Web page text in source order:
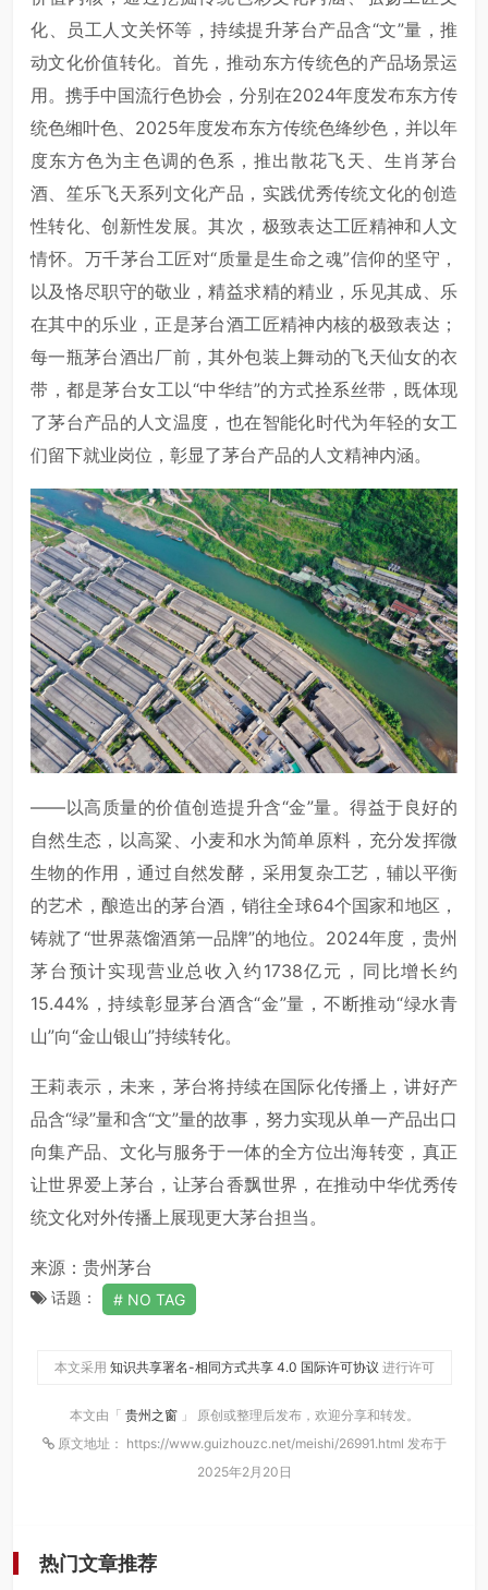
化、员工人文关怀等，持续提升茅台产品含“文”量，推
动文化价值转化。首先，推动东方传统色的产品场景运
用。携手中国流行色协会，分别在2024年度发布东方传
统色缃叶色、2025年度发布东方传统色绛纱色，并以年
度东方色为主色调的色系，推出散花飞天、生肖茅台
酒、笙乐飞天系列文化产品，实践优秀传统文化的创造
性转化、创新性发展。其次，极致表达工匠精神和人文
情怀。万千茅台工匠对“质量是生命之魂”信仰的坚守，
以及恪尽职守的敬业，精益求精的精业，乐见其成、乐
在其中的乐业，正是茅台酒工匠精神内核的极致表达；
每一瓶茅台酒出厂前，其外包装上舞动的飞天仙女的衣
带，都是茅台女工以“中华结”的方式拴系丝带，既体现
了茅台产品的人文温度，也在智能化时代为年轻的女工
们留下就业岗位，彰显了茅台产品的人文精神内涵。
——以高质量的价值创造提升含“金”量。得益于良好的
自然生态，以高粱、小麦和水为简单原料，充分发挥微
生物的作用，通过自然发酵，采用复杂工艺，辅以平衡
的艺术，酿造出的茅台酒，销往全球64个国家和地区，
铸就了“世界蒸馏酒第一品牌”的地位。2024年度，贵州
茅台预计实现营业总收入约1738亿元，同比增长约
15.44%，持续彰显茅台酒含“金”量，不断推动“绿水青
山”向“金山银山”持续转化。
王莉表示，未来，茅台将持续在国际化传播上，讲好产
品含“绿”量和含“文”量的故事，努力实现从单一产品出口
向集产品、文化与服务于一体的全方位出海转变，真正
让世界爱上茅台，让茅台香飘世界，在推动中华优秀传
统文化对外传播上展现更大茅台担当。
来源：贵州茅台
话题： NO TAG
本文采用 知识共享署名-相同方式共享 4.0 国际许可协议 进行许可
本文由「 贵州之窗 」 原创或整理后发布，欢迎分享和转发。
原文地址： https://www.guizhouzc.net/meishi/26991.html 发布于
2025年2月20日
热门文章推荐